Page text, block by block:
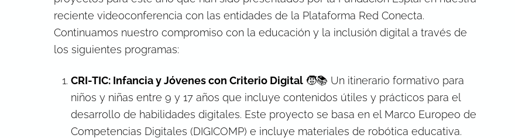
reciente videoconferencia con las entidades de la Plataforma Red Conecta.
Continuamos nuestro compromiso con la educación y la inclusión digital a través de
los siguientes programas:
CRI-TIC: Infancia y Jóvenes con Criterio Digital🧒📚 Un itinerario formativo para
niños y niñas entre 9 y 17 años que incluye contenidos útiles y prácticos para el
desarrollo de habilidades digitales. Este proyecto se basa en el Marco Europeo de
Competencias Digitales (DIGICOMP) e incluye materiales de robótica educativa.